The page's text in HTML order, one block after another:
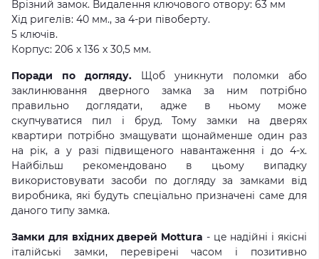
Врізний замок. Видалення ключового отвору: 63 мм
Хід ригелів: 40 мм., за 4-ри півоберту.
5 ключів.
Корпус: 206 х 136 х 30,5 мм.
Поради по догляду. Щоб уникнути поломки або
заклинювання дверного замка за ним потрібно
правильно доглядати, адже в ньому може
скупчуватися пил і бруд. Тому замки на дверях
квартири потрібно змащувати щонайменше один раз
на рік, а у разі підвищеного навантаження і до 4-х.
Найбільш рекомендовано в цьому випадку
використовувати засоби по догляду за замками від
виробника, які будуть спеціально призначені саме для
даного типу замка.
Замки для вхідних дверей Mottura - це надійні і якісні
італійські замки, перевірені часом і позитивно